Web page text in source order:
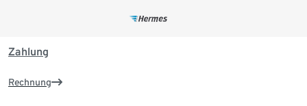
Zahlung
Rechnung